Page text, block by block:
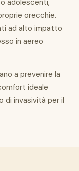
adolescenti,
orecchie.
ad alto impatto
in aereo
a prevenire la
ideale
di invasività per il